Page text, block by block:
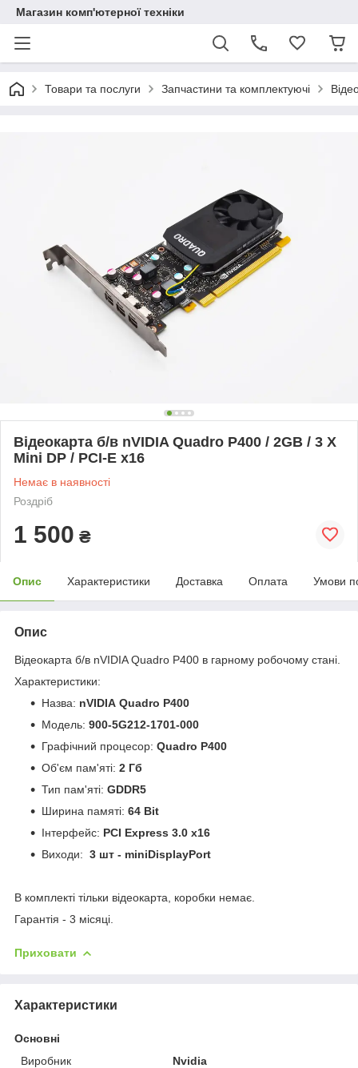
Магазин комп'ютерної техніки
Товари та послуги Запчастини та комплектуючі
Відеокарта б/в nVIDIA Quadro P400 / 2GB / 3 X
Mini DP / PCI-E x16
Немає в наявності
Роздріб
1 500 ₴
Опис Характеристики Доставка Оплата Умови
Опис
Відеокарта б/в nVIDIA Quadro P400 в гарному робочому стані.
Характеристики:
Назва: nVIDIA Quadro P400
Модель: 900-5G212-1701-000
Графічний процесор: Quadro P400
Об'єм пам'яті: 2 Гб
Тип пам'яті: GDDR5
Ширина памяті: 64 Bit
Інтерфейс: PCI Express 3.0 x16
Виходи: 3 шт - miniDisplayPort
В комплекті тільки відеокарта, коробки немає.
Гарантія - 3 місяці.
Приховати
Характеристики
Основні
Виробник
Nvidia